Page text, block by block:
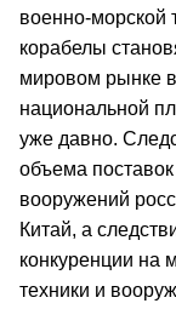
военно-морской
корабелы
мировом рынке
национальной
уже давно.
объема
вооружений
Китай, а
конкуренции на
техники и